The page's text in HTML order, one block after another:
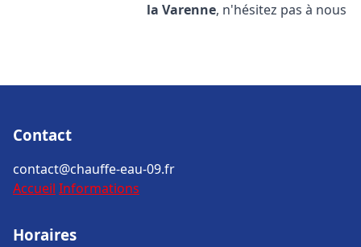
la Varenne, n'hésitez pas à nous
Contact
contact@chauffe-eau-09.fr
Accueil Informations
Horaires